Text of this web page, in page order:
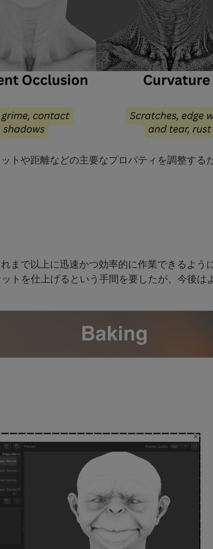
トや距離などの主要なプロパティを調整す
まで以上に迅速かつ効率的に作業できるよ
トを仕上げるという手間を要したが、今後は